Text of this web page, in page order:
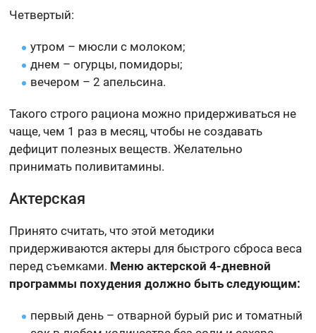
Четвертый:
утром – мюсли с молоком;
днем – огурцы, помидоры;
вечером – 2 апельсина.
Такого строго рациона можно придерживаться не
чаще, чем 1 раз в месяц, чтобы не создавать
дефицит полезных веществ. Желательно
принимать поливитамины.
Актерская
Принято считать, что этой методики
придерживаются актеры для быстрого сброса веса
перед съемками. Меню актерской 4-дневной
программы похудения должно быть следующим:
первый день – отварной бурый рис и томатный